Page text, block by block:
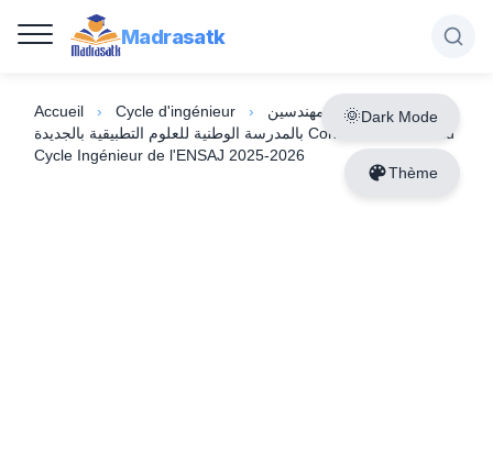
Madrasatk
Dark Mode
Thème
Accueil › Cycle d'ingénieur ›
مباراة ولوج سلك المهندسين
بالمدرسة الوطنية للعلوم التطبيقية بالجديدة Concours d'accès au
Cycle Ingénieur de l'ENSAJ 2025-2026